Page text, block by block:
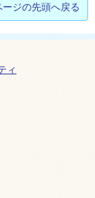
ージの先頭へ戻る
ィ